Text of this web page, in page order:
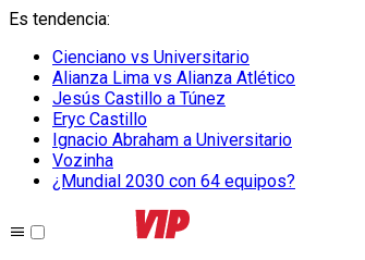
Es tendencia:
Cienciano vs Universitario
Alianza Lima vs Alianza Atlético
Jesús Castillo a Túnez
Eryc Castillo
Ignacio Abraham a Universitario
Vozinha
¿Mundial 2030 con 64 equipos?